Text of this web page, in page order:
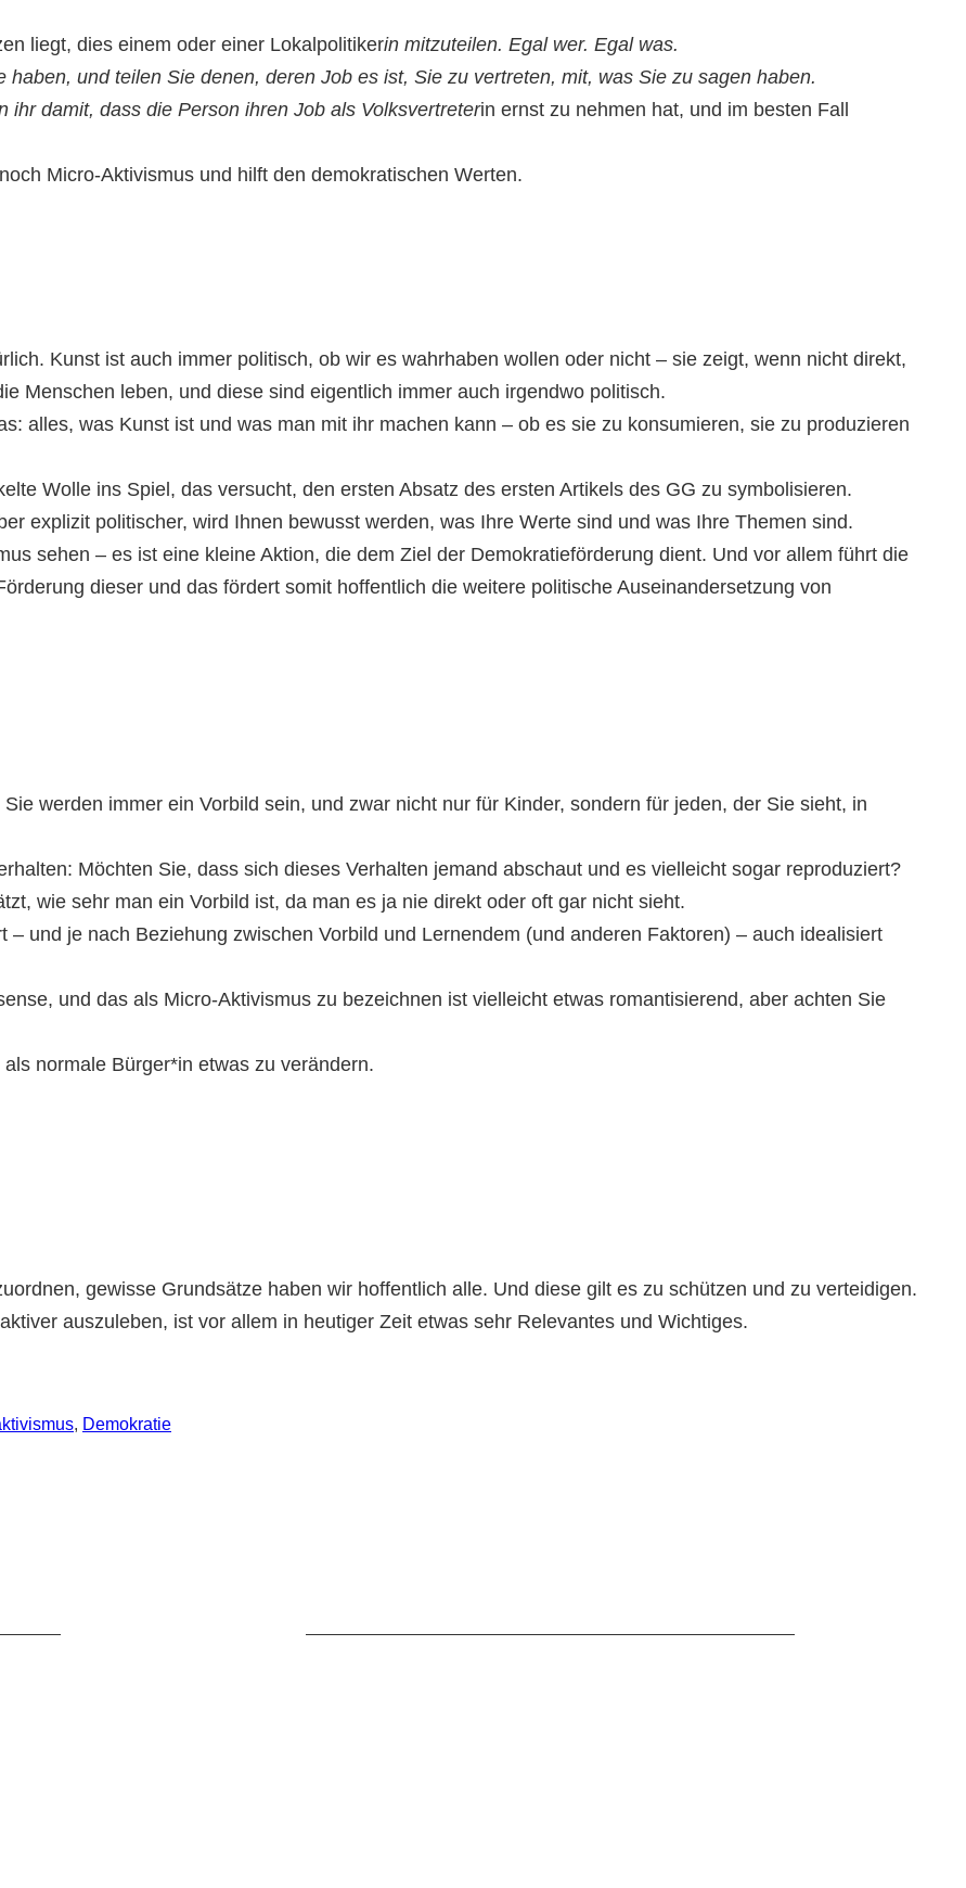
liegt, dies einem oder einer Lokalpolitikerin mitzuteilen. Egal wer. Egal was.
und teilen Sie denen, deren Job es ist, Sie zu vertreten, mit, was Sie zu sagen haben.
damit, dass die Person ihren Job als Volksvertreterin ernst zu nehmen hat, und im besten Fall
Micro-Aktivismus und hilft den demokratischen Werten.
Kunst ist auch immer politisch, ob wir es wahrhaben wollen oder nicht – sie zeigt, wenn nicht direkt,
Menschen leben, und diese sind eigentlich immer auch irgendwo politisch.
alles, was Kunst ist und was man mit ihr machen kann – ob es sie zu konsumieren, sie zu produzieren
Wolle ins Spiel, das versucht, den ersten Absatz des ersten Artikels des GG zu symbolisieren.
explizit politischer, wird Ihnen bewusst werden, was Ihre Werte sind und was Ihre Themen sind.
sehen – es ist eine kleine Aktion, die dem Ziel der Demokratieförderung dient. Und vor allem führt die
dieser und das fördert somit hoffentlich die weitere politische Auseinandersetzung von
werden immer ein Vorbild sein, und zwar nicht nur für Kinder, sondern für jeden, der Sie sieht, in
Möchten Sie, dass sich dieses Verhalten jemand abschaut und es vielleicht sogar reproduziert?
wie sehr man ein Vorbild ist, da man es ja nie direkt oder oft gar nicht sieht.
und je nach Beziehung zwischen Vorbild und Lernendem (und anderen Faktoren) – auch idealisiert
und das als Micro-Aktivismus zu bezeichnen ist vielleicht etwas romantisierend, aber achten Sie
normale Bürger*in etwas zu verändern.
gewisse Grundsätze haben wir hoffentlich alle. Und diese gilt es zu schützen und zu verteidigen.
auszuleben, ist vor allem in heutiger Zeit etwas sehr Relevantes und Wichtiges.
, Demokratie